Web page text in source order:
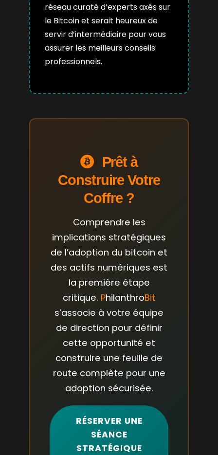
réseau curaté d’experts axés sur
le Bitcoin et serait heureux de
servir d’intermédiaire pour vous
assurer les meilleurs conseils
professionnels.
Prêt à
Construire Votre
Coffre ?
Comprendre les
implications stratégiques
de l’adoption du bitcoin et
des actifs numériques est
la première étape
critique. PhilanthroBit
s’associe à votre équipe
de direction pour définir
cette opportunité et
construire une feuille de
route complète pour une
adoption sécurisée.
RÉSERVER UNE
SÉANCE
STRATÉGIQUE